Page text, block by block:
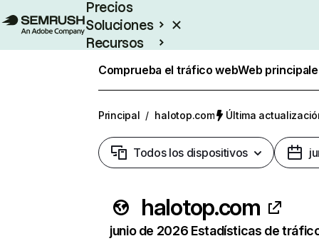
Precios
Soluciones
Recursos
Comprueba el tráfico webWeb
Principal / halotop.com Última
Todos los dispositivos
halotop.com
junio de 2026 Estadísticas de